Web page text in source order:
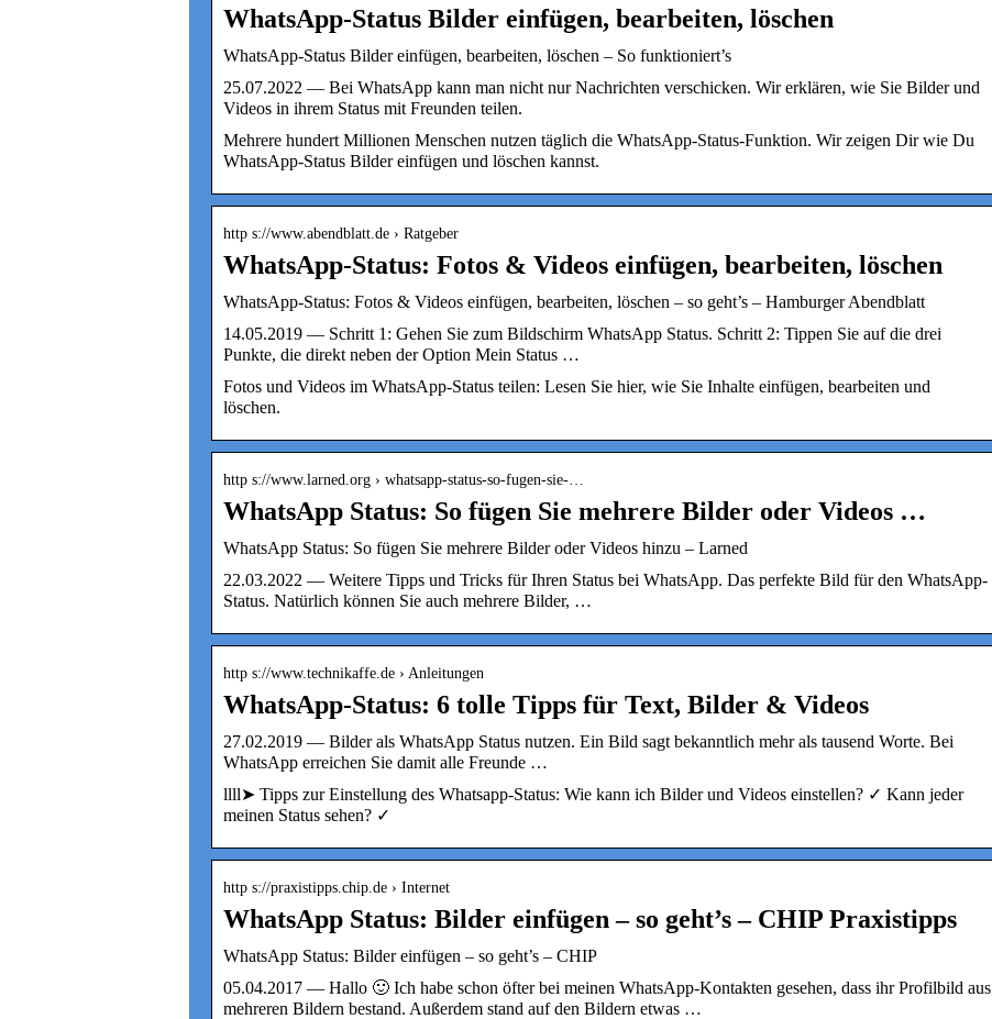
WhatsApp-Status Bilder einfügen, bearbeiten, löschen
WhatsApp-Status Bilder einfügen, bearbeiten, löschen – So funktioniert’s
25.07.2022 — Bei WhatsApp kann man nicht nur Nachrichten verschicken. Wir erklären, wie Sie Bilder und
Videos in ihrem Status mit Freunden teilen.
Mehrere hundert Millionen Menschen nutzen täglich die WhatsApp-Status-Funktion. Wir zeigen Dir wie Du
WhatsApp-Status Bilder einfügen und löschen kannst.
http s://www.abendblatt.de › Ratgeber
WhatsApp-Status: Fotos & Videos einfügen, bearbeiten, löschen
WhatsApp-Status: Fotos & Videos einfügen, bearbeiten, löschen – so geht’s – Hamburger Abendblatt
14.05.2019 — Schritt 1: Gehen Sie zum Bildschirm WhatsApp Status. Schritt 2: Tippen Sie auf die drei
Punkte, die direkt neben der Option Mein Status …
Fotos und Videos im WhatsApp-Status teilen: Lesen Sie hier, wie Sie Inhalte einfügen, bearbeiten und
löschen.
http s://www.larned.org › whatsapp-status-so-fugen-sie-…
WhatsApp Status: So fügen Sie mehrere Bilder oder Videos …
WhatsApp Status: So fügen Sie mehrere Bilder oder Videos hinzu – Larned
22.03.2022 — Weitere Tipps und Tricks für Ihren Status bei WhatsApp. Das perfekte Bild für den WhatsApp-
Status. Natürlich können Sie auch mehrere Bilder, …
http s://www.technikaffe.de › Anleitungen
WhatsApp-Status: 6 tolle Tipps für Text, Bilder & Videos
27.02.2019 — Bilder als WhatsApp Status nutzen. Ein Bild sagt bekanntlich mehr als tausend Worte. Bei
WhatsApp erreichen Sie damit alle Freunde …
llll➤ Tipps zur Einstellung des Whatsapp-Status: Wie kann ich Bilder und Videos einstellen? ✓ Kann jeder
meinen Status sehen? ✓
http s://praxistipps.chip.de › Internet
WhatsApp Status: Bilder einfügen – so geht’s – CHIP Praxistipps
WhatsApp Status: Bilder einfügen – so geht’s – CHIP
05.04.2017 — Hallo 🙂 Ich habe schon öfter bei meinen WhatsApp-Kontakten gesehen, dass ihr Profilbild aus
mehreren Bildern bestand. Außerdem stand auf den Bildern etwas …